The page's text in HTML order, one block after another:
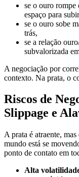
se o ouro rompe
espaço para
se o ouro sobe
trás,
se a relação
subvalorizada
A negociação por
contexto. Na prata, o
Riscos de
Slippage e
A prata é atraente,
mundo está se
ponto de contato em
Alta